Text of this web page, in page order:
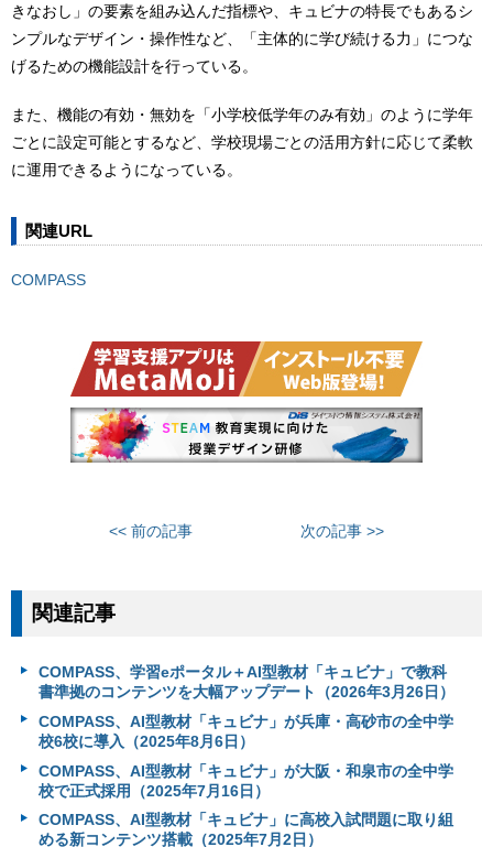
きなおし」の要素を組み込んだ指標や、キュビナの特長でもあるシ
ンプルなデザイン・操作性など、「主体的に学び続ける力」につな
げるための機能設計を行っている。
また、機能の有効・無効を「小学校低学年のみ有効」のように学年
ごとに設定可能とするなど、学校現場ごとの活用方針に応じて柔軟
に運用できるようになっている。
関連URL
COMPASS
<< 前の記事 次の記事 >>
関連記事
COMPASS、学習eポータル＋AI型教材「キュビナ」で教科
書準拠のコンテンツを大幅アップデート（2026年3月26日）
COMPASS、AI型教材「キュビナ」が兵庫・高砂市の全中学
校6校に導入（2025年8月6日）
COMPASS、AI型教材「キュビナ」が大阪・和泉市の全中学
校で正式採用（2025年7月16日）
COMPASS、AI型教材「キュビナ」に高校入試問題に取り組
める新コンテンツ搭載（2025年7月2日）